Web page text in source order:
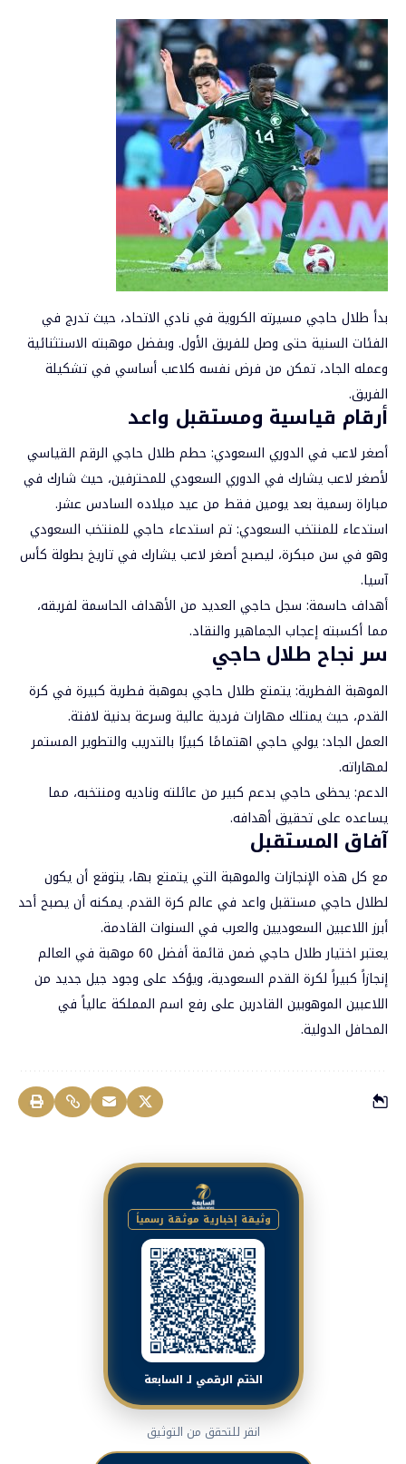
بدأ طلال حاجي مسيرته الكروية في نادي الاتحاد، حيث تدرج في
الفئات السنية حتى وصل للفريق الأول. وبفضل موهبته الاستثنائية
وعمله الجاد، تمكن من فرض نفسه كلاعب أساسي في تشكيلة
الفريق.
أرقام قياسية ومستقبل واعد
أصغر لاعب في الدوري السعودي: حطم طلال حاجي الرقم القياسي
لأصغر لاعب يشارك في الدوري السعودي للمحترفين، حيث شارك في
مباراة رسمية بعد يومين فقط من عيد ميلاده السادس عشر.
استدعاء للمنتخب السعودي: تم استدعاء حاجي للمنتخب السعودي
وهو في سن مبكرة، ليصبح أصغر لاعب يشارك في تاريخ بطولة كأس
آسيا.
أهداف حاسمة: سجل حاجي العديد من الأهداف الحاسمة لفريقه،
مما أكسبته إعجاب الجماهير والنقاد.
سر نجاح طلال حاجي
الموهبة الفطرية: يتمتع طلال حاجي بموهبة فطرية كبيرة في كرة
القدم، حيث يمتلك مهارات فردية عالية وسرعة بدنية لافتة.
العمل الجاد: يولي حاجي اهتمامًا كبيرًا بالتدريب والتطوير المستمر
لمهاراته.
الدعم: يحظى حاجي بدعم كبير من عائلته وناديه ومنتخبه، مما
يساعده على تحقيق أهدافه.
آفاق المستقبل
مع كل هذه الإنجازات والموهبة التي يتمتع بها، يتوقع أن يكون
لطلال حاجي مستقبل واعد في عالم كرة القدم. يمكنه أن يصبح أحد
أبرز اللاعبين السعوديين والعرب في السنوات القادمة.
يعتبر اختيار طلال حاجي ضمن قائمة أفضل 60 موهبة في العالم
إنجازاً كبيراً لكرة القدم السعودية، ويؤكد على وجود جيل جديد من
اللاعبين الموهوبين القادرين على رفع اسم المملكة عالياً في
المحافل الدولية.
وثيقة إخبارية موثقة رسمياً
الختم الرقمي لـ السابعة
انقر للتحقق من التوثيق